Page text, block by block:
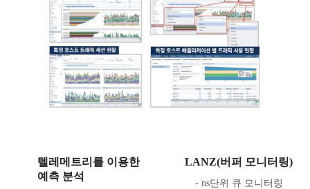
텔레메트리를 이용한
예측 분석
LANZ(버퍼 모니터링)
- ns단위 큐 모니터링